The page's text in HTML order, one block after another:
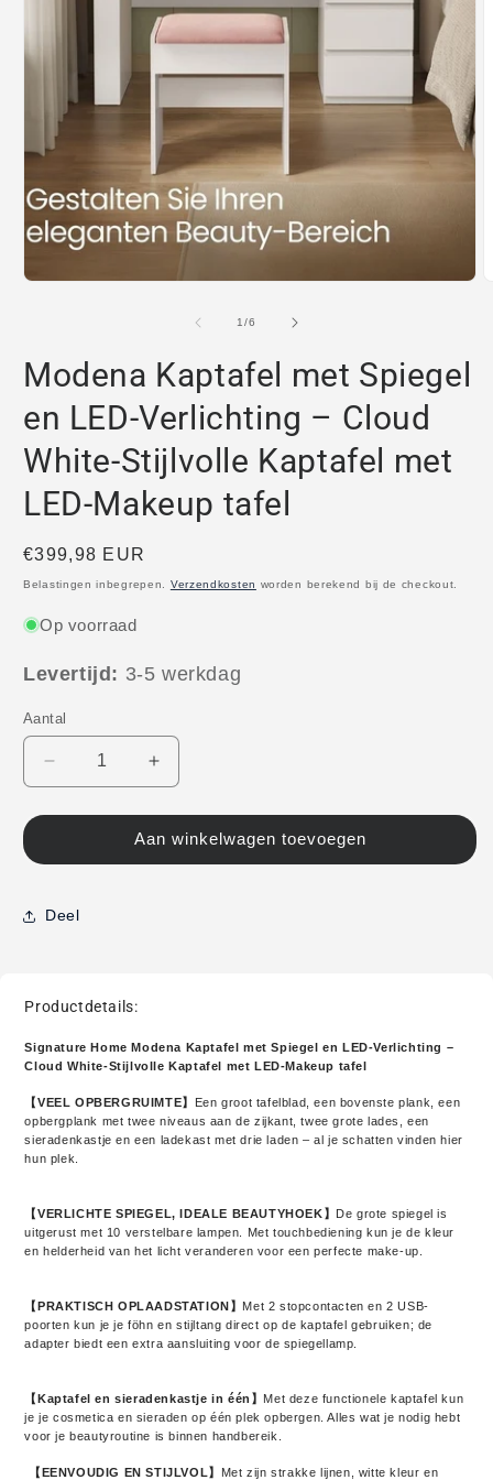
Media
1
openen
modaal
1/van
6
Modena Kaptafel met Spiegel
en LED-Verlichting – Cloud
White-Stijlvolle Kaptafel met
LED-Makeup tafel
Normale
prijs
€399,98 EUR
Belastingen inbegrepen. Verzendkosten worden berekend bij de checkout.
Op voorraad
Levertijd: 3-5 werkdag
Aantal
Aantal
verlagen
voor
Kaptafel
Spiegel
–
White-
Stijlvolle
Kaptafel
met
LED-
Makeup
Aantal
verhogen
voor
Modena
Kaptafel
White-
Stijlvolle
Kaptafel
met
LED-
Aan winkelwagen toevoegen
Deel
Productdetails:
Signature Home Modena Kaptafel met Spiegel en LED-Verlichting –
Cloud White-Stijlvolle Kaptafel met LED-Makeup tafel
【VEEL OPBERGRUIMTE】
Een groot tafelblad, een bovenste plank, een
opbergplank met twee niveaus aan de zijkant, twee grote lades, een
sieradenkastje en een ladekast met drie laden – al je schatten vinden hier
hun plek.
【VERLICHTE SPIEGEL, IDEALE BEAUTYHOEK】 De grote spiegel is
uitgerust met 10 verstelbare lampen. Met touchbediening kun je de kleur
en helderheid van het licht veranderen voor een perfecte make-up.
【PRAKTISCH OPLAADSTATION】 Met 2 stopcontacten en 2 USB-
poorten kun je je föhn en stijltang direct op de kaptafel gebruiken; de
adapter biedt een extra aansluiting voor de spiegellamp.
【Kaptafel en sieradenkastje in één】 Met deze functionele kaptafel kun
je je cosmetica en sieraden op één plek opbergen. Alles wat je nodig hebt
voor je beautyroutine is binnen handbereik.
【EENVOUDIG EN STIJLVOL】 Met zijn strakke lijnen, witte kleur en